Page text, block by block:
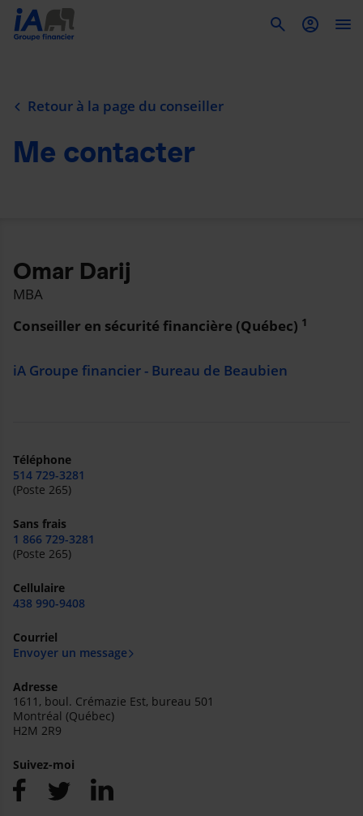
Retour à la page du conseiller
Me contacter
Omar Darij
MBA
Conseiller en sécurité financière (Québec) 1
iA Groupe financier - Bureau de Beaubien
Téléphone
514 729-3281
(Poste 265)
Sans frais
1 866 729-3281
(Poste 265)
Cellulaire
438 990-9408
Courriel
Envoyer un message
Adresse
1611, boul. Crémazie Est, bureau 501
Montréal (Québec)
H2M 2R9
Suivez-moi